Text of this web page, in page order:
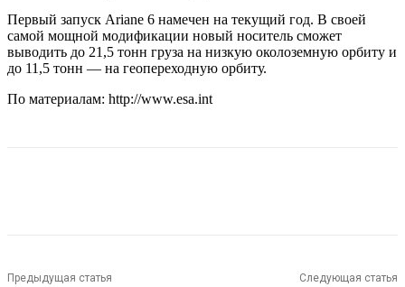
Первый запуск Ariane 6 намечен на текущий год. В своей
самой мощной модификации новый носитель сможет
выводить до 21,5 тонн груза на низкую околоземную орбиту и
до 11,5 тонн — на геопереходную орбиту.
По материалам: http://www.esa.int
Предыдущая статья Следующая статья